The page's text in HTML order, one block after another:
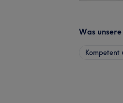
Was
Kompetent